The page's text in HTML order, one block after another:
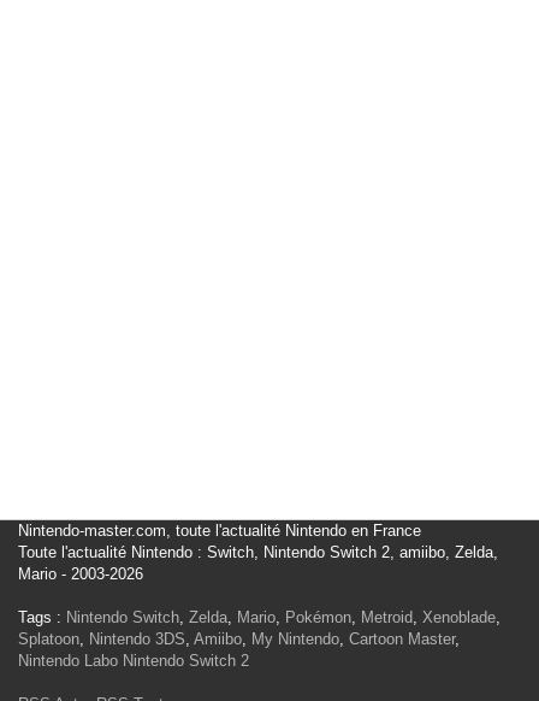
Nintendo-master.com, toute l'actualité Nintendo en France
Toute l'actualité Nintendo : Switch, Nintendo Switch 2, amiibo, Zelda,
Mario - 2003-2026
Tags : Nintendo Switch, Zelda, Mario, Pokémon, Metroid, Xenoblade,
Splatoon, Nintendo 3DS, Amiibo, My Nintendo, Cartoon Master,
Nintendo Labo Nintendo Switch 2